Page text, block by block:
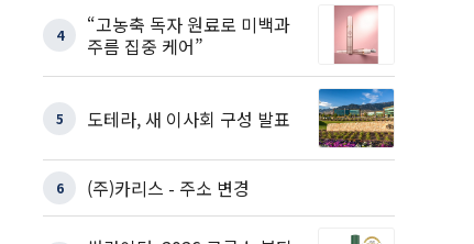
4
“고농축 독자 원료로 미백과
주름 집중 케어”
5 도테라, 새 이사회 구성 발표
6 (주)카리스 - 주소 변경